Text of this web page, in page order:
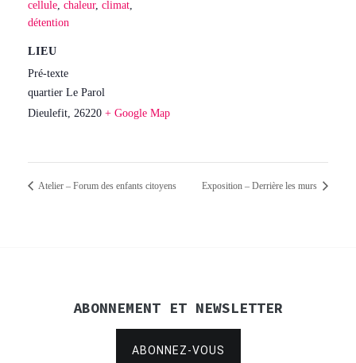
cellule chaleur, climat
détention
LIEU
Pré-texte
quartier Le Parol
Dieulefit, 26220 + Google Map
Atelier – Forum des enfants citoyens Exposition – Derrière les murs
ABONNEMENT ET NEWSLETTER
ABONNEZ-VOUS